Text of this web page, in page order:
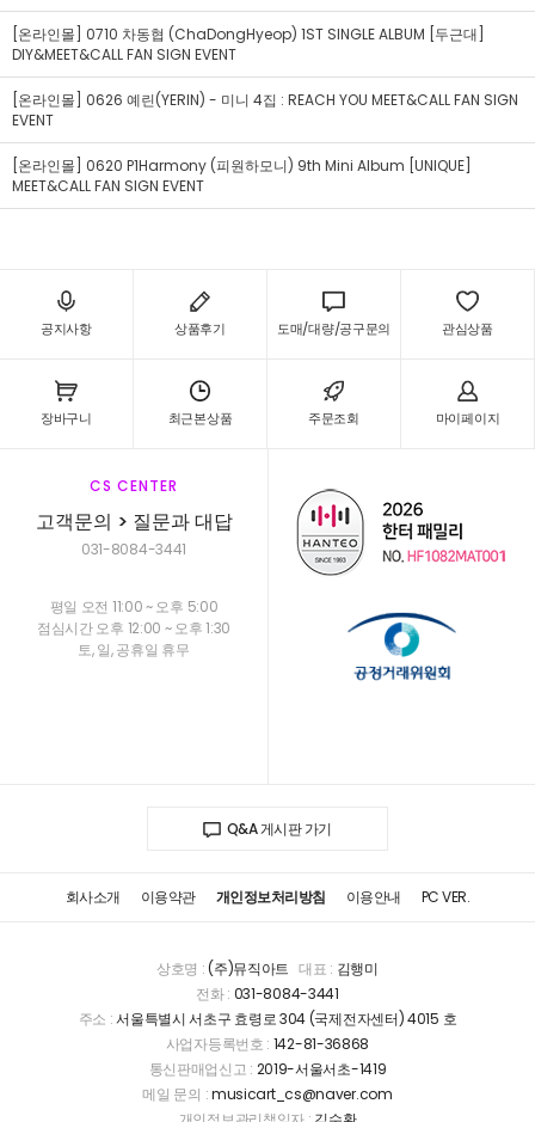
[온라인몰] 0710 차동협 (ChaDongHyeop) 1ST SINGLE ALBUM [두근대]
DIY&MEET&CALL FAN SIGN EVENT
[온라인몰] 0626 예린(YERIN) - 미니 4집 : REACH YOU MEET&CALL FAN SIGN
EVENT
[온라인몰] 0620 P1Harmony (피원하모니) 9th Mini Album [UNIQUE]
MEET&CALL FAN SIGN EVENT
공지사항 상품후기 도매/대량/공구문의 관심상품
장바구니 최근본상품 주문조회 마이페이지
CS CENTER
고객문의 > 질문과 대답
031-8084-3441
평일 오전 11:00 ~ 오후 5:00
점심시간 오후 12:00 ~ 오후 1:30
토, 일, 공휴일 휴무
Q&A 게시판 가기
회사소개 이용약관 개인정보처리방침 이용안내 PC VER.
상호명 :(주)뮤직아트 대표 : 김행미
전화 : 031-8084-3441
주소 :서울특별시 서초구 효령로 304 (국제전자센터) 4015 호
사업자등록번호 : 142-81-36868
통신판매업신고 : 2019-서울서초-1419
메일 문의 :musicart_cs@naver.com